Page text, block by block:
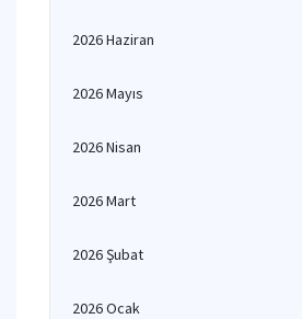
2026 Haziran
2026 Mayıs
2026 Nisan
2026 Mart
2026 Şubat
2026 Ocak